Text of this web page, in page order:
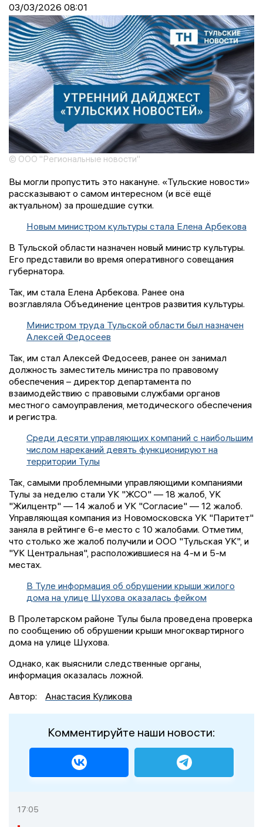
03/03/2026 08:01
© ООО "Региональные новости"
Вы могли пропустить это накануне. «Тульские новости»
рассказывают о самом интересном (и всё ещё
актуальном) за прошедшие сутки.
Новым министром культуры стала Елена Арбекова
В Тульской области назначен новый министр культуры.
Его представили во время оперативного совещания
губернатора.
Так, им стала Елена Арбекова. Ранее она
возглавляла Объединение центров развития культуры.
Министром труда Тульской области был назначен
Алексей Федосеев
Так, им стал Алексей Федосеев, ранее он занимал
должность заместитель министра по правовому
обеспечения – директор департамента по
взаимодействию с правовыми службами органов
местного самоуправления, методического обеспечения
и регистра.
Среди десяти управляющих компаний с наибольшим
числом нареканий девять функционируют на
территории Тулы
Так, самыми проблемными управляющими компаниями
Тулы за неделю стали УК "ЖСО" — 18 жалоб, УК
"Жилцентр" — 14 жалоб и УК "Согласие" — 12 жалоб.
Управляющая компания из Новомосковска УК "Паритет"
заняла в рейтинге 6-е место с 10 жалобами. Отметим,
что столько же жалоб получили и ООО "Тульская УК", и
"УК Центральная", расположившиеся на 4-м и 5-м
местах.
В Туле информация об обрушении крыши жилого
дома на улице Шухова оказалась фейком
В Пролетарском районе Тулы была проведена проверка
по сообщению об обрушении крыши многоквартирного
дома на улице Шухова.
Однако, как выяснили следственные органы,
информация оказалась ложной.
Автор:
Анастасия Куликова
Комментируйте наши новости:
17:05